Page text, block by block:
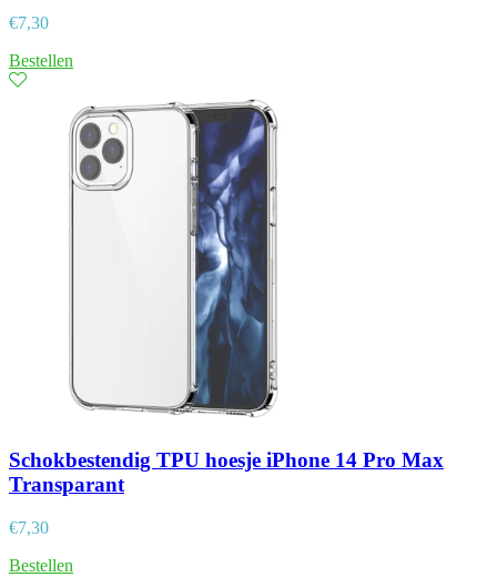
€7,30
Bestellen
Schokbestendig TPU hoesje iPhone 14 Pro Max
Transparant
€7,30
Bestellen